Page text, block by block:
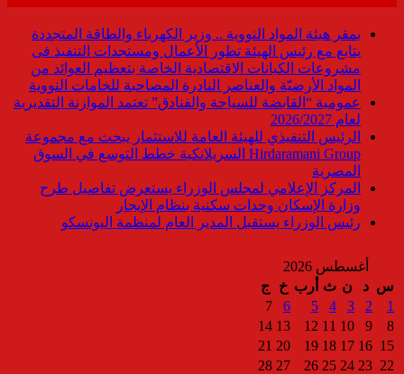
بمقر هيئة المواد النووية .. وزير الكهرباء والطاقة المتجددة
يتابع مع رئيس الهيئة تطور الأعمال ومستجدات التنفيذ فى
مشروعات الكيانات الاقتصادية الخاصة بتعظيم العوائد من
المواد الأرضيّة والعناصر النادرة المصاحبة للخامات النووية
عمومية “القابضة للسياحة والفنادق” تعتمد الموازنة التقديرية
لعام 2026/2027
الرئيس التنفيذي للهيئة العامة للاستثمار يبحث مع مجموعة
Hirdaramani Group السريلانكية خطط التوسع في السوق
المصرية
المركز الإعلامي لمجلس الوزراء يستعرض تفاصيل طرح
وزارة الإسكان وحدات سكنية بنظام الإيجار
رئيس الوزراء يستقبل المدير العام لمنظمة اليونسكو
أغسطس 2026
س د ن ث أرب خ
ج
1
2
3
4
5
6
7
8
9
10
11
12
13
14
15
16
17
18
19
20
21
22
23
24
25
26
27
28